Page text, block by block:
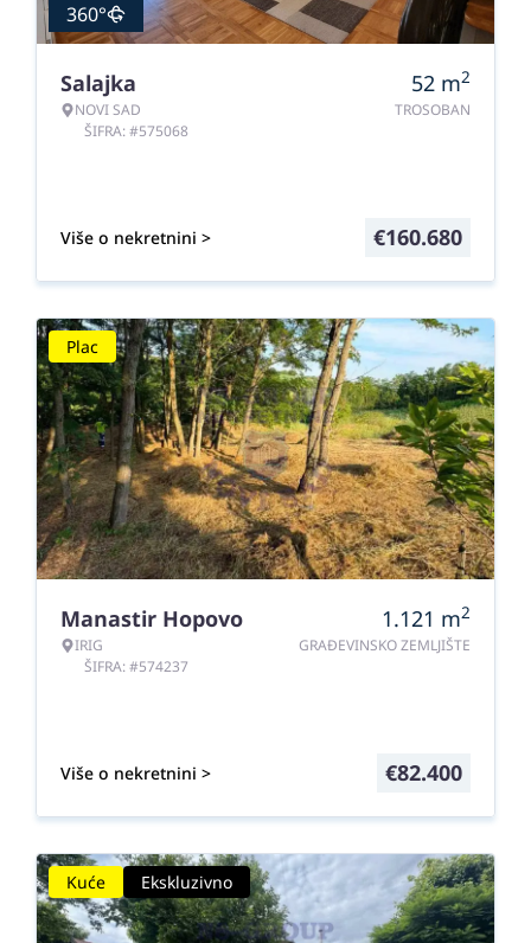
360°
Salajka
NOVI SAD
ŠIFRA: #575068
52 m2
TROSOBAN
Više o nekretnini > €160.680
Plac
Manastir Hopovo
IRIG
ŠIFRA: #574237
1.121 m2
GRAĐEVINSKO ZEMLJIŠTE
Više o nekretnini > €82.400
Kuće Ekskluzivno